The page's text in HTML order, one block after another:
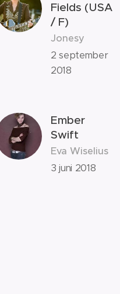
Fields (USA
/ F)
Jonesy
2 september
2018
Ember
Swift
Eva Wiselius
3 juni 2018